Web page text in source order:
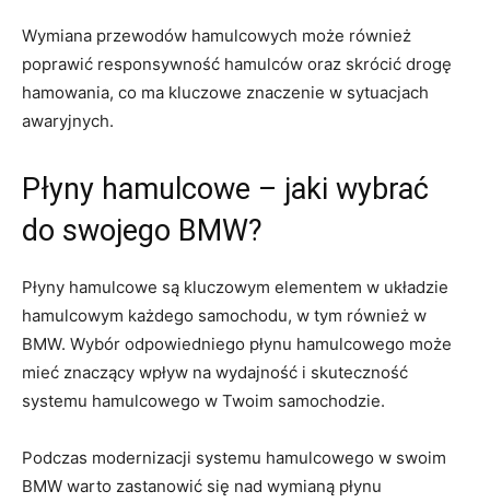
Wymiana ⁢przewodów hamulcowych może również‍
poprawić responsywność hamulców oraz ⁤skrócić drogę
hamowania, co ma kluczowe znaczenie w sytuacjach
awaryjnych.
Płyny hamulcowe – jaki wybrać
do swojego⁤ BMW?
Płyny hamulcowe są kluczowym elementem​ w układzie
hamulcowym każdego samochodu, w tym również ​w
BMW. Wybór odpowiedniego płynu hamulcowego może
mieć znaczący wpływ ⁤na ⁢wydajność i skuteczność
systemu hamulcowego w Twoim‌ samochodzie.
Podczas modernizacji systemu hamulcowego‌ w swoim
BMW ⁢warto zastanowić się nad wymianą płynu